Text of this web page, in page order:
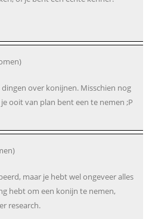
dingen over konijnen. Misschien nog
ooit van plan bent een te nemen ;P
maar je hebt wel ongeveer alles
hebt om een konijn te nemen,
research.